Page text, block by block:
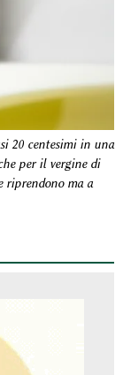
20 centesimi in una
per il vergine di
riprendono ma a